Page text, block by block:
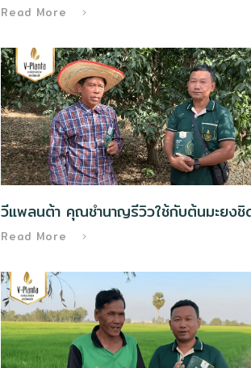
Read More
วีแพลนต้า คุณชำนาญรีวิวใช้กับต้นมะยงชิ
Read More